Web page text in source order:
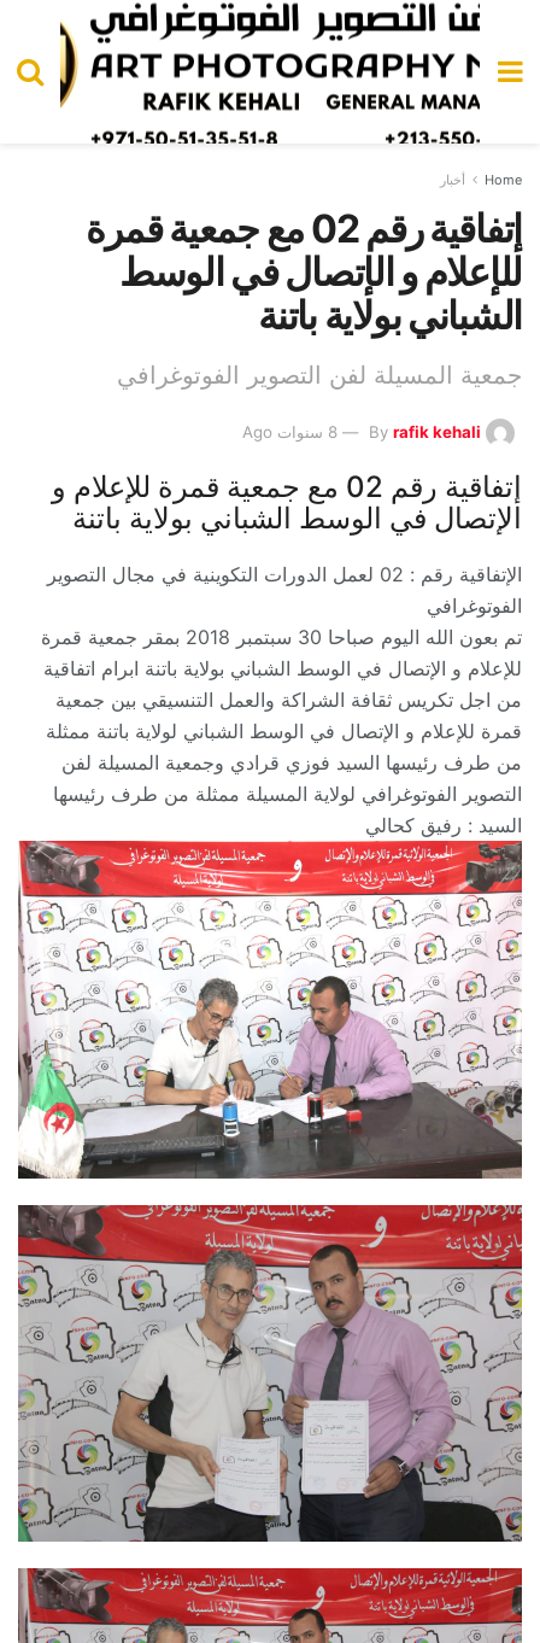
Home أخبار
إتفاقية رقم 02 مع جمعية قمرة
للإعلام و الإتصال في الوسط
الشباني بولاية باتنة
جمعية المسيلة لفن التصوير الفوتوغرافي
By rafik kehali 8 سنوات Ago
إتفاقية رقم 02 مع جمعية قمرة للإعلام و
الإتصال في الوسط الشباني بولاية باتنة
الإتفاقية رقم : 02 لعمل الدورات التكوينية في مجال التصوير
الفوتوغرافي
تم بعون الله اليوم صباحا 30 سبتمبر 2018 بمقر جمعية قمرة
للإعلام و الإتصال في الوسط الشباني بولاية باتنة ابرام اتفاقية
من اجل تكريس ثقافة الشراكة والعمل التنسيقي بين جمعية
قمرة للإعلام و الإتصال في الوسط الشباني لولاية باتنة ممثلة
من طرف رئيسها السيد فوزي قرادي وجمعية المسيلة لفن
التصوير الفوتوغرافي لولاية المسيلة ممثلة من طرف رئيسها
السيد : رفيق كحالي